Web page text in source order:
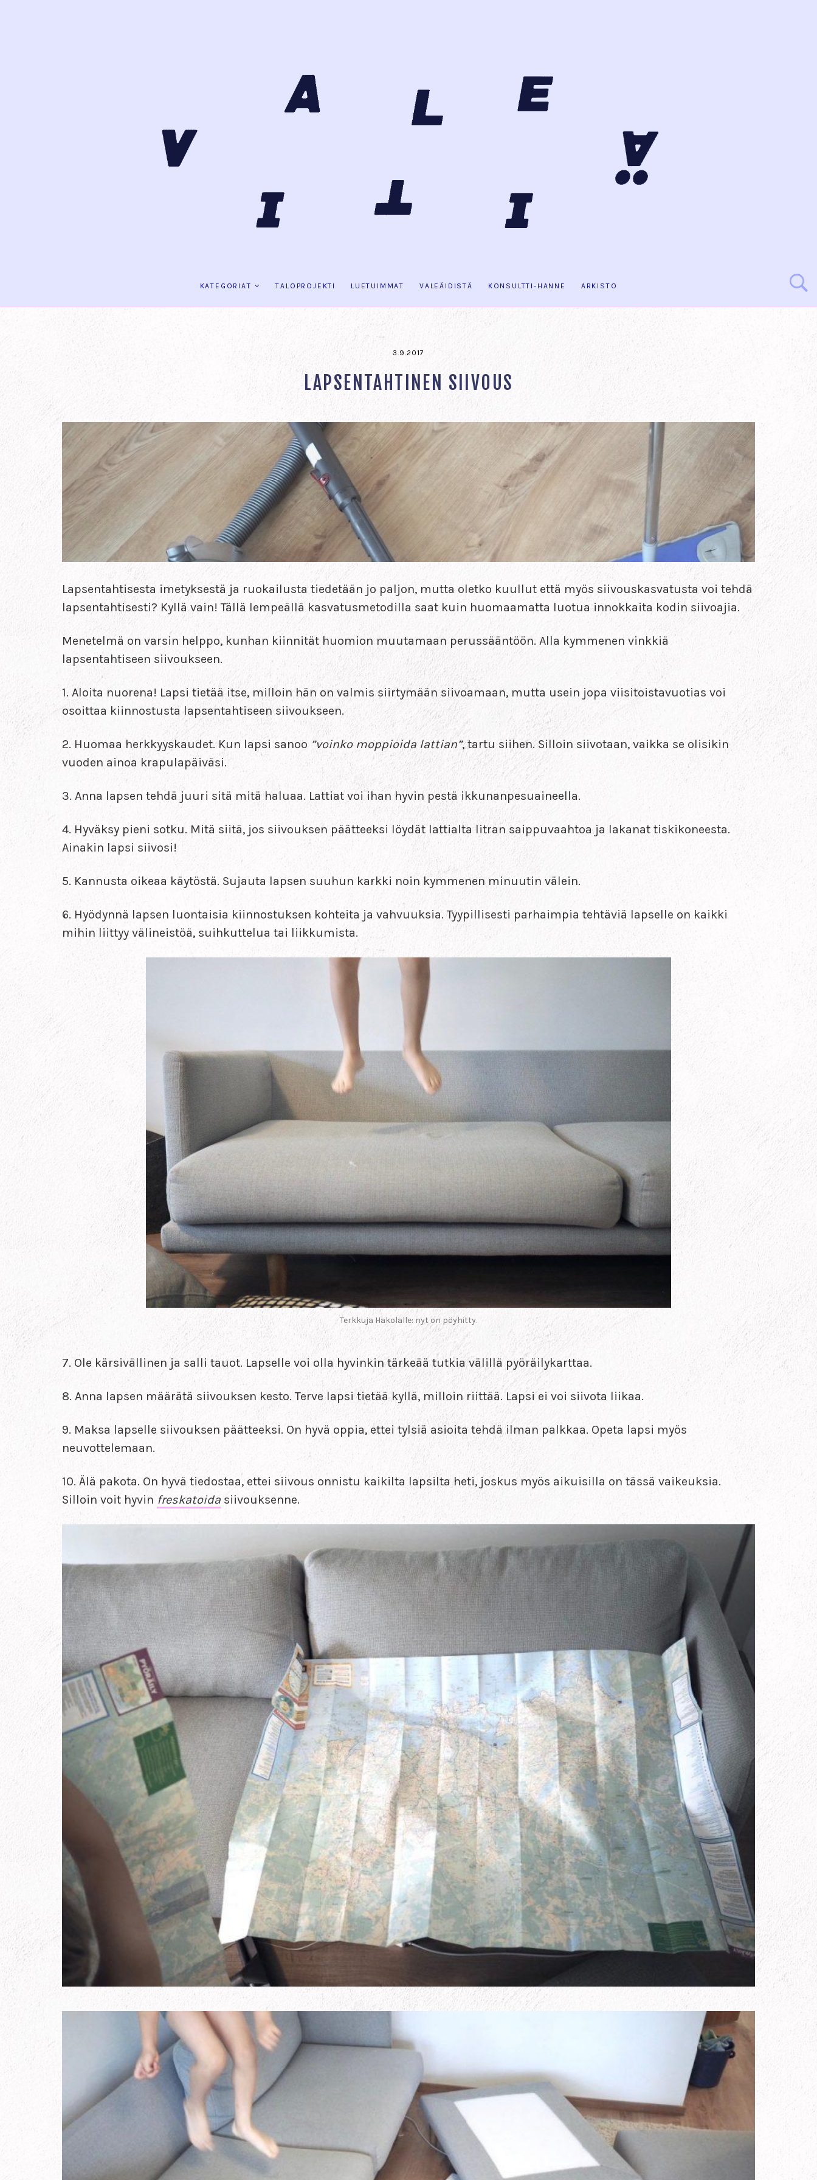
KATEGORIAT TALOPROJEKTI LUETUIMMAT VALEÄIDISTÄ KONSULTTI-HANNE ARKISTO
3.9.2017
LAPSENTAHTINEN SIIVOUS
Lapsentahtisesta imetyksestä ja ruokailusta tiedetään jo paljon, mutta oletko kuullut että myös siivouskasvatusta voi tehdä
lapsentahtisesti? Kyllä vain! Tällä lempeällä kasvatusmetodilla saat kuin huomaamatta luotua innokkaita kodin siivoajia.
Menetelmä on varsin helppo, kunhan kiinnität huomion muutamaan perussääntöön. Alla kymmenen vinkkiä
lapsentahtiseen siivoukseen.
1. Aloita nuorena! Lapsi tietää itse, milloin hän on valmis siirtymään siivoamaan, mutta usein jopa viisitoistavuotias voi
osoittaa kiinnostusta lapsentahtiseen siivoukseen.
2. Huomaa herkkyyskaudet. Kun lapsi sanoo ”voinko moppioida lattian”, tartu siihen. Silloin siivotaan, vaikka se olisikin
vuoden ainoa krapulapäiväsi.
3. Anna lapsen tehdä juuri sitä mitä haluaa. Lattiat voi ihan hyvin pestä ikkunanpesuaineella.
4. Hyväksy pieni sotku. Mitä siitä, jos siivouksen päätteeksi löydät lattialta litran saippuvaahtoa ja lakanat tiskikoneesta.
Ainakin lapsi siivosi!
5. Kannusta oikeaa käytöstä. Sujauta lapsen suuhun karkki noin kymmenen minuutin välein.
6. Hyödynnä lapsen luontaisia kiinnostuksen kohteita ja vahvuuksia. Tyypillisesti parhaimpia tehtäviä lapselle on kaikki
mihin liittyy välineistöä, suihkuttelua tai liikkumista.
Terkkuja Hakolalle: nyt on pöyhitty.
7. Ole kärsivällinen ja salli tauot. Lapselle voi olla hyvinkin tärkeää tutkia välillä pyöräilykarttaa.
8. Anna lapsen määrätä siivouksen kesto. Terve lapsi tietää kyllä, milloin riittää. Lapsi ei voi siivota liikaa.
9. Maksa lapselle siivouksen päätteeksi. On hyvä oppia, ettei tylsiä asioita tehdä ilman palkkaa. Opeta lapsi myös
neuvottelemaan.
10. Älä pakota. On hyvä tiedostaa, ettei siivous onnistu kaikilta lapsilta heti, joskus myös aikuisilla on tässä vaikeuksia.
Silloin voit hyvin freskatoida siivouksenne.